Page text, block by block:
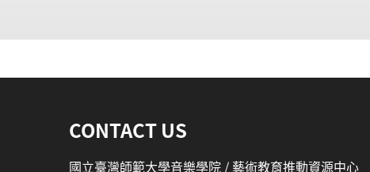
CONTACT US
國立臺灣師範大學音樂學院 / 藝術教育推動資源中心